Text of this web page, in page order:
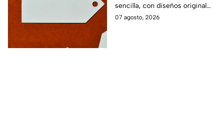
sencilla, con diseños originales
y detalles adaptados a tus
07 agosto, 2026